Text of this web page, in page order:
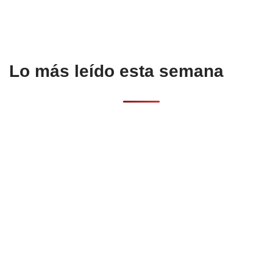
Lo más leído esta semana